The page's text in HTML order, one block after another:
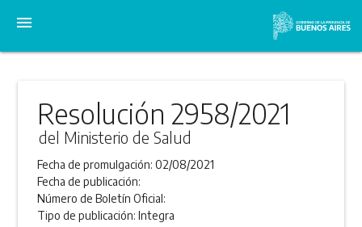
menu
Resolución 2958/2021
del Ministerio de Salud
Fecha de promulgación:02/08/2021
Fecha de publicación:
Número de Boletín Oficial:
Tipo de publicación:Integra